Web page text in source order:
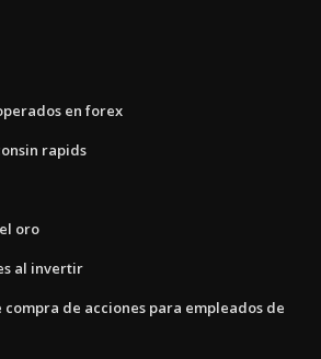
en forex
rapids
oro
al invertir
compra de acciones para empleados de